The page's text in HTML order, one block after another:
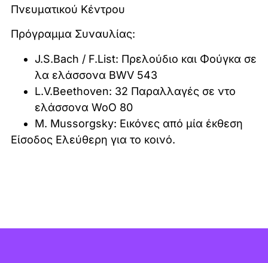
Πνευματικού Κέντρου
Πρόγραμμα Συναυλίας:
J.S.Bach / F.List: Πρελούδιο και Φούγκα σε
λα ελάσσονα BWV 543
L.V.Beethoven: 32 Παραλλαγές σε ντο
ελάσσονα WoO 80
M. Mussorgsky: Εικόνες από μία έκθεση
Είσοδος Ελεύθερη για το κοινό.